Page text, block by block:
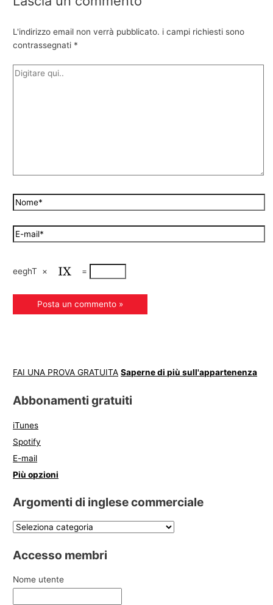
L'indirizzo email non verrà pubblicato. i campi richiesti sono
contrassegnati *
eeghT × =
FAI UNA PROVA GRATUITA Saperne di più sull'appartenenza
Abbonamenti gratuiti
iTunes
Spotify
E-mail
Più opzioni
Argomenti di inglese commerciale
Accesso membri
Nome utente